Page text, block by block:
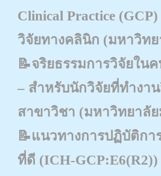
Clinical Practice
วิจัยทางคลินิก (มหาวิท
📝จริยธรรมการวิจัยใน
– สำหรับนักวิจัยที่ทำงา
สาขาวิชา (มหาวิทยาลั
📝แนวทางการปฏิบัติกา
ที่ดี (ICH-GCP:E6(R2))